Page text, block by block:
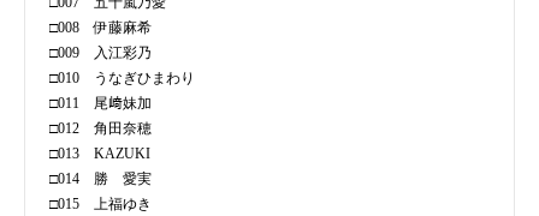
□008 伊藤麻希
□009 入江彩乃
□010 うなぎひまわり
□011 尾﨑妹加
□012 角田奈穂
□013 KAZUKI
□014 勝 愛実
□015 上福ゆき